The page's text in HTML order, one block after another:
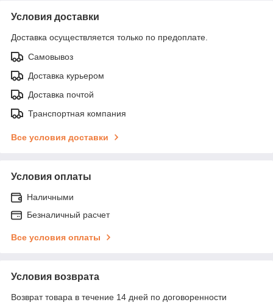
Условия доставки
Доставка осуществляется только по предоплате.
Самовывоз
Доставка курьером
Доставка почтой
Транспортная компания
Все условия доставки
Условия оплаты
Наличными
Безналичный расчет
Все условия оплаты
Условия возврата
Возврат товара в течение 14 дней по договоренности